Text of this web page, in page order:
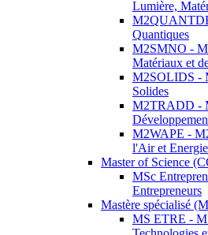
Lumière,
Quantiques
M2SMNO -
Matériaux et
M2SOLIDS -
Solides
M2TRADD -
M2WAPE -
l'Air et Energie
Master of Science
MSc
Entrepreneurs
Mastère spécialisé
MS ETRE -